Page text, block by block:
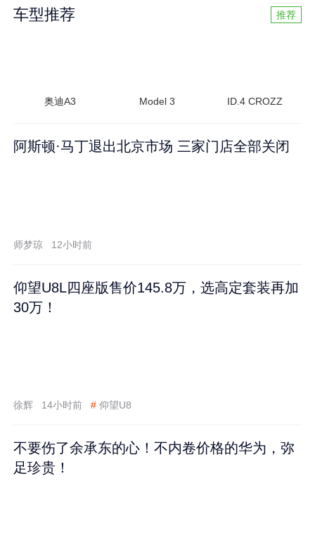
车型推荐 推荐
奥迪A3 Model 3 ID.4 CROZZ
阿斯顿·马丁退出北京市场 三家门店全部关闭
师梦琼 12小时前
仰望U8L四座版售价145.8万，选高定套装再加
30万！
徐辉 14小时前 # 仰望U8
不要伤了余承东的心！不内卷价格的华为，弥
足珍贵！